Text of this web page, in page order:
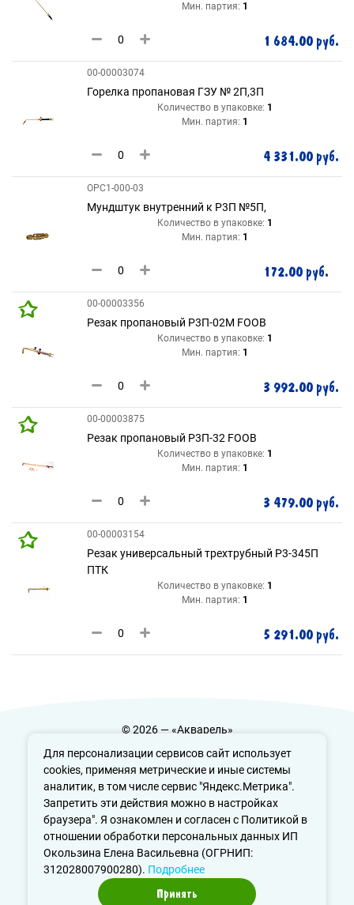
Для персонализации сервисов сайт использует
cookies, применяя метрические и иные системы
аналитик, в том числе сервис "Яндекс.Метрика".
Запретить эти действия можно в настройках
браузера". Я ознакомлен и согласен с Политикой в
отношении обработки персональных данных ИП
Окользина Елена Васильевна (ОГРНИП:
312028007900280). Подробнее
Принять
Мин. партия: 1
1 684.00 руб.
00-00003074
Горелка пропановая ГЗУ № 2П,3П
Количество в упаковке: 1
Мин. партия: 1
4 331.00 руб.
ОРС1-000-03
Мундштук внутренний к Р3П №5П,
Количество в упаковке: 1
Мин. партия: 1
172.00 руб.
00-00003356
Резак пропановый Р3П-02М FOOB
Количество в упаковке: 1
Мин. партия: 1
3 992.00 руб.
00-00003875
Резак пропановый Р3П-32 FOOB
Количество в упаковке: 1
Мин. партия: 1
3 479.00 руб.
00-00003154
Резак универсальный трехтрубный Р3-345П
ПТК
Количество в упаковке: 1
Мин. партия: 1
5 291.00 руб.
© 2026 — «Акварель»
Политика конфиденциальности